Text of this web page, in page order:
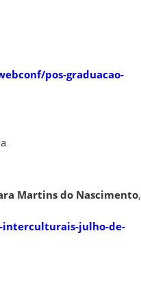
pos-graduacao-
Martins do Nascimento,
julho-de-